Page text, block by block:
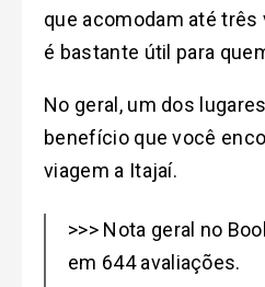
que acomodam até três
é bastante útil para
No geral, um dos
benefício que você
viagem a Itajaí.
>>> Nota geral no
em 644 avaliações.